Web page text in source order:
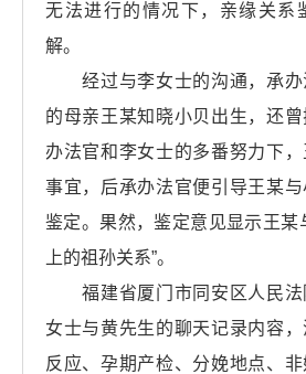
无法进行的情况下，亲缘关系
解。
经过与李女士的沟通，承办
的母亲王某知晓小贝出生，还
办法官和李女士的多番努力下
事宜，后承办法官便引导王某
鉴定。果然，鉴定意见显示王某
上的祖孙关系”。
福建省厦门市同安区人民法
女士与黄先生的聊天记录内容
反应、孕期产检、分娩地点、非